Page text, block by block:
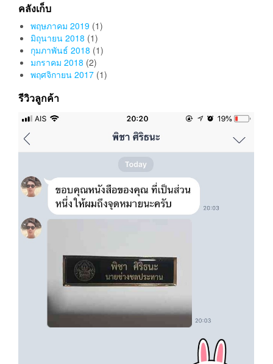
คลังเก็บ
พฤษภาคม 2019 (1)
มิถุนายน 2018 (1)
กุมภาพันธ์ 2018 (1)
มกราคม 2018 (2)
พฤศจิกายน 2017 (1)
รีวิวลูกค้า